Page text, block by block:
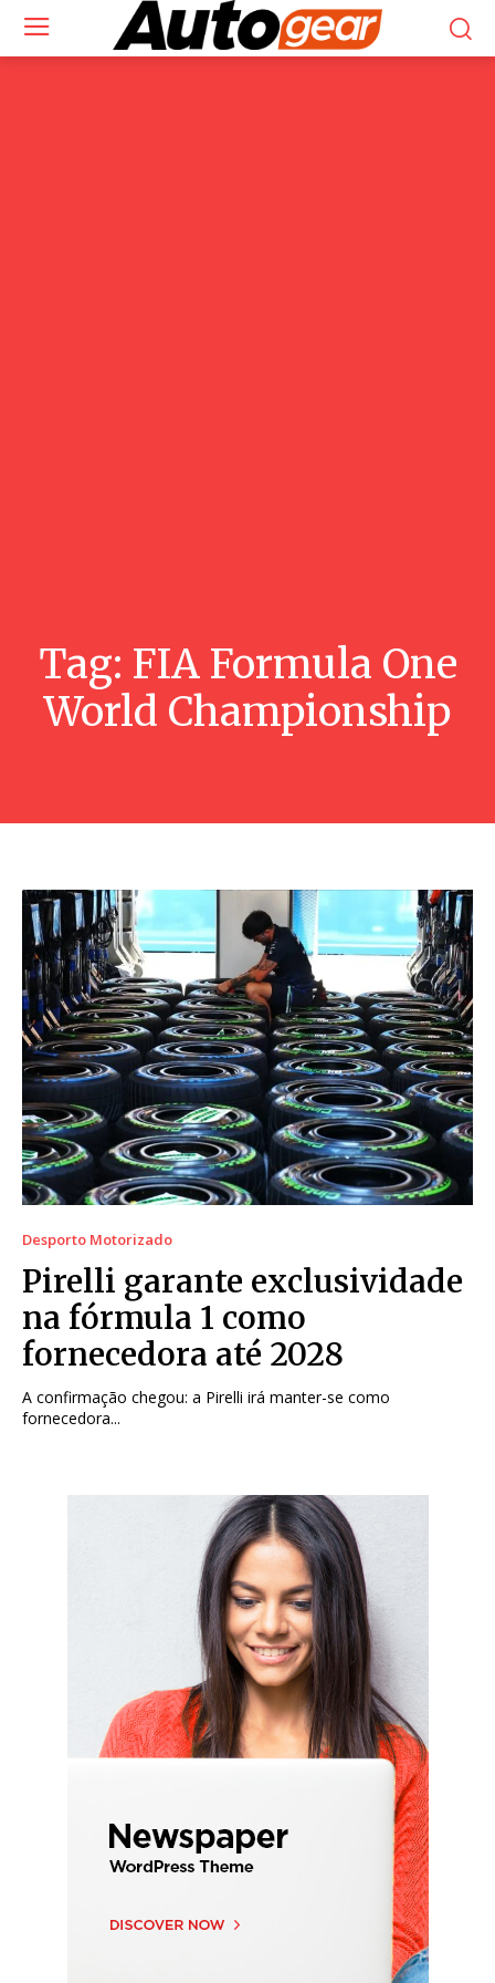
Tag: FIA Formula One
World Championship
Desporto Motorizado
Pirelli garante exclusividade
na fórmula 1 como
fornecedora até 2028
A confirmação chegou: a Pirelli irá manter-se como
fornecedora...